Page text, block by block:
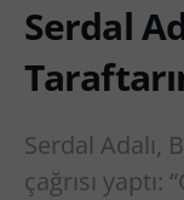
Serdal
Serdal Adalı,
çağrısı